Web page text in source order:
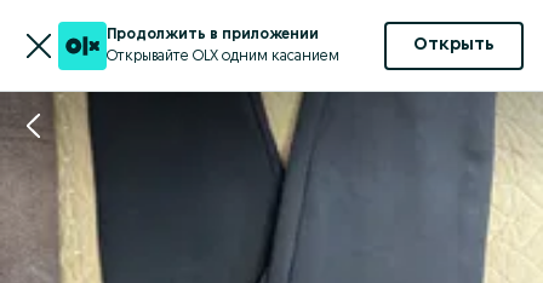
Продолжить в приложении
Открывайте OLX одним касанием
Открыть